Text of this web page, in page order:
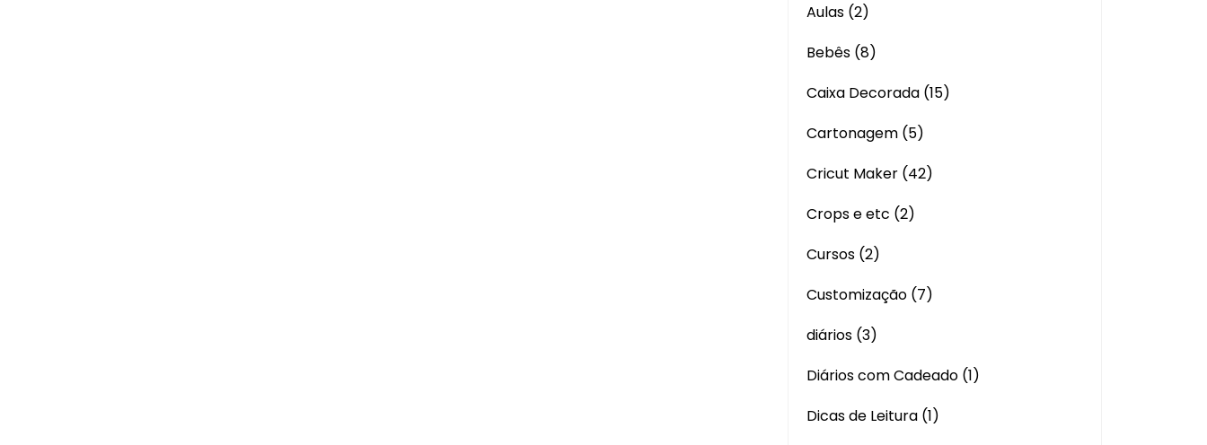
Aulas (2)
Bebês (8)
Caixa Decorada (15)
Cartonagem (5)
Cricut Maker (42)
Crops e etc (2)
Cursos (2)
Customização (7)
diários (3)
Diários com Cadeado (1)
Dicas de Leitura (1)